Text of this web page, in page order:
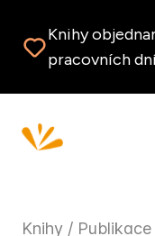
Knihy
pracovních
Knihy / Publikace